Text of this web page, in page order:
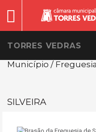
TORRES VEDRAS
Município /
SILVEIRA